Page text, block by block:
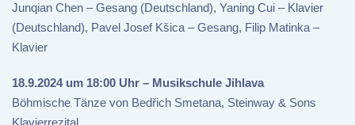
Junqian Chen – Gesang (Deutschland), Yaning Cui – Klavier
(Deutschland), Pavel Josef Kšica – Gesang, Filip Matinka –
Klavier
18.9.2024 um 18:00 Uhr – Musikschule Jihlava
Böhmische Tänze von Bedřich Smetana, Steinway & Sons